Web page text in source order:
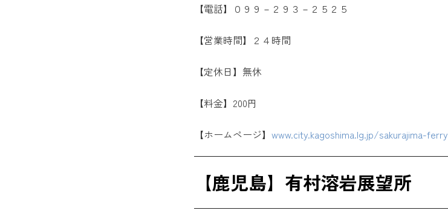
【電話】０９９－２９３－２５２５
【営業時間】２４時間
【定休日】無休
【料金】200円
【ホームページ】 www.city.kagoshima.lg.jp/sakurajima-ferry
【鹿児島】有村溶岩展望所